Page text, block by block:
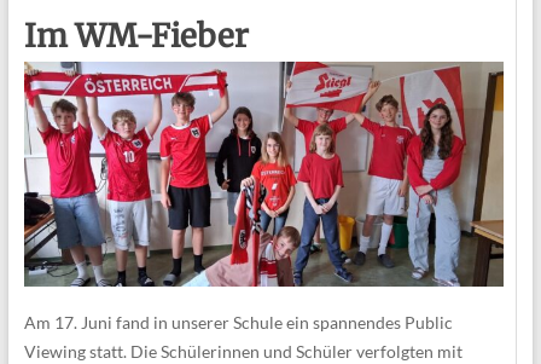
Im WM-Fieber
Am 17. Juni fand in unserer Schule ein spannendes Public
Viewing statt. Die Schülerinnen und Schüler verfolgten mit